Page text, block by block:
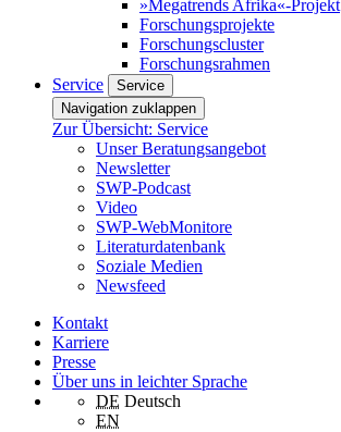
»Megatrends Afrika«-Projekt
Forschungsprojekte
Forschungscluster
Forschungsrahmen
Service
Service
Navigation zuklappen
Zur Übersicht: Service
Unser Beratungsangebot
Newsletter
SWP-Podcast
Video
SWP-WebMonitore
Literaturdatenbank
Soziale Medien
Newsfeed
Kontakt
Karriere
Presse
Über uns in leichter Sprache
DE Deutsch
EN